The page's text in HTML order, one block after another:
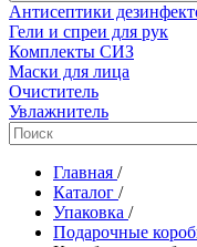
Антисептики
Гели и спреи для рук
Комплекты СИЗ
Маски для лица
Очиститель
Увлажнитель
Главная /
Каталог /
Упаковка /
Подарочные